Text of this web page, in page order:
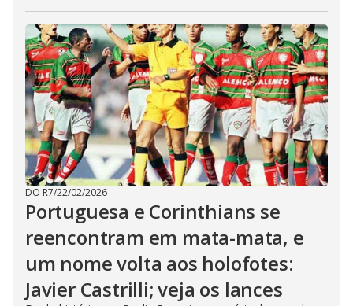
DO R7/22/02/2026
Portuguesa e Corinthians se
reencontram em mata-mata, e
um nome volta aos holofotes:
Javier Castrilli; veja os lances